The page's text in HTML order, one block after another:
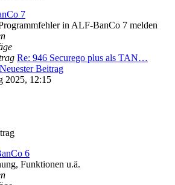
7
in ALF-BanCo 7 melden
Re: 946 Securego plus als TAN…
Neuester Beitrag
2025, 12:15
6
Funktionen u.ä.